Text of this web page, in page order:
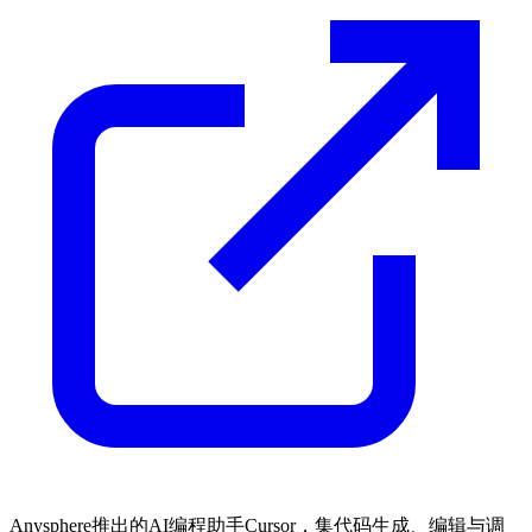
Anysphere推出的AI编程助手Cursor，集代码生成、编辑与调